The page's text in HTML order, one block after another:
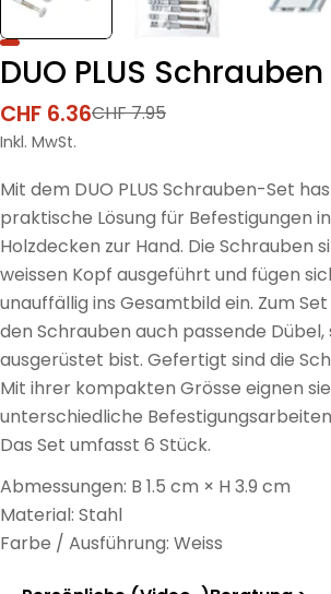
DUO PLUS Schrauben
Verkaufspreis
CHF 6.36
Regulärer
Preis
CHF 7.95
Inkl. MwSt.
Mit dem DUO PLUS Schrauben-Set
praktische Lösung für Befestigungen
Holzdecken zur Hand. Die Schrauben
weissen Kopf ausgeführt und fügen
unauffällig ins Gesamtbild ein. Zum
den Schrauben auch passende Dübel,
ausgerüstet bist. Gefertigt sind die
Mit ihrer kompakten Grösse eignen
unterschiedliche
Das Set umfasst 6 Stück.
Abmessungen: B 1.5 cm × H 3.9 cm
Material: Stahl
Farbe / Ausführung: Weiss